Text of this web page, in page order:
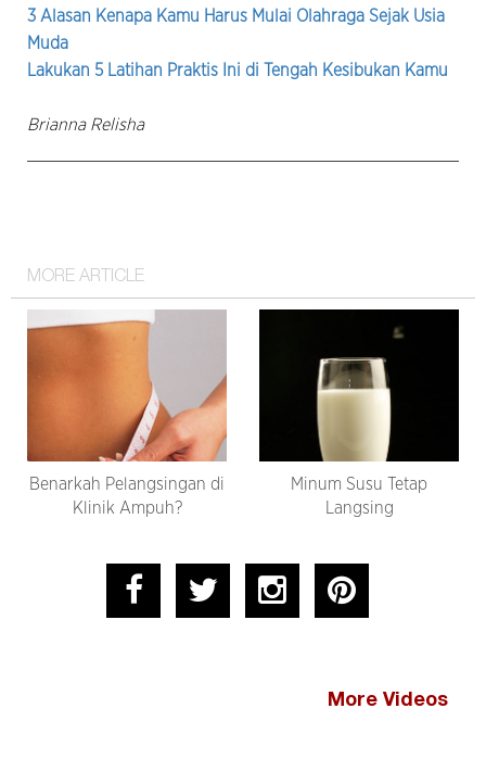
3 Alasan Kenapa Kamu Harus Mulai Olahraga Sejak Usia
Muda
Lakukan 5 Latihan Praktis Ini di Tengah Kesibukan Kamu
Brianna Relisha
MORE ARTICLE
Benarkah Pelangsingan di
Klinik Ampuh?
Minum Susu Tetap
Langsing
More Videos